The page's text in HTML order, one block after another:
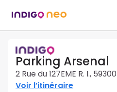
Parking Arsenal
2 Rue du 127EME R. I.,
Voir l’itinéraire